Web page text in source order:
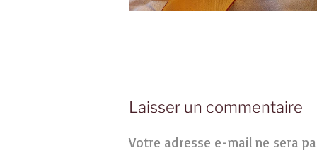
Laisser un commentaire
Votre adresse e-mail ne sera